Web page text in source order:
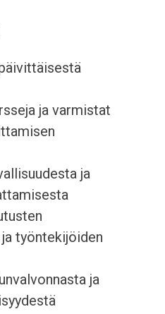
ja varmistat
ja
työntekijöiden
ja